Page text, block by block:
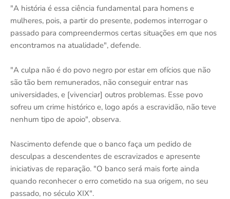
"A história é essa ciência fundamental para homens e
mulheres, pois, a partir do presente, podemos interrogar o
passado para compreendermos certas situações em que nos
encontramos na atualidade", defende.
"A culpa não é do povo negro por estar em ofícios que não
são tão bem remunerados, não conseguir entrar nas
universidades, e [vivenciar] outros problemas. Esse povo
sofreu um crime histórico e, logo após a escravidão, não teve
nenhum tipo de apoio", observa.
Nascimento defende que o banco faça um pedido de
desculpas a descendentes de escravizados e apresente
iniciativas de reparação. "O banco será mais forte ainda
quando reconhecer o erro cometido na sua origem, no seu
passado, no século XIX".